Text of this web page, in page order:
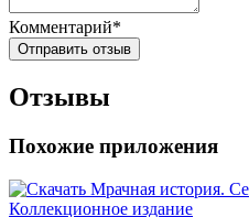
Комментарий*
Отправить отзыв
Отзывы
Похожие приложения